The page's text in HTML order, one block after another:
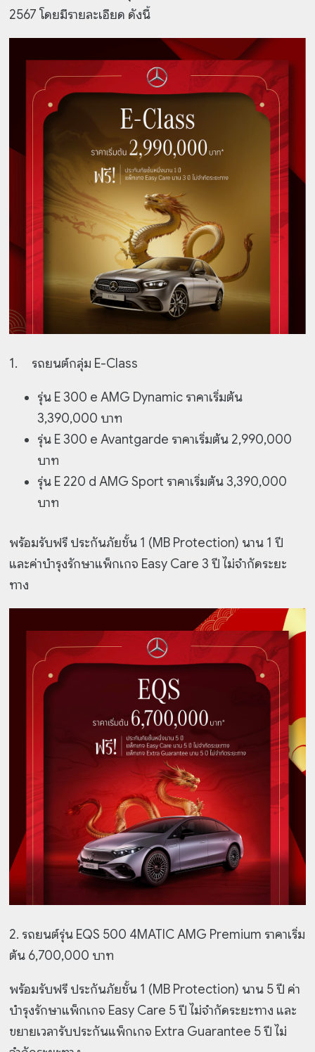
2567 โดยมีรายละเอียด ดังนี้
1. รถยนต์กลุ่ม E-Class
รุ่น E 300 e AMG Dynamic ราคาเริ่มต้น
3,390,000 บาท
รุ่น E 300 e Avantgarde ราคาเริ่มต้น 2,990,000
บาท
รุ่น E 220 d AMG Sport ราคาเริ่มต้น 3,390,000
บาท
พร้อมรับฟรี ประกันภัยชั้น 1 (MB Protection) นาน 1 ปี
และค่าบำรุงรักษาแพ็กเกจ Easy Care3 ปี ไม่จำกัดระยะ
ทาง
2. รถยนต์รุ่น EQS 500 4MATIC AMG Premium ราคาเริ่ม
ต้น 6,700,000 บาท
พร้อมรับฟรี ประกันภัยชั้น 1 (MB Protection) นาน 5 ปี ค่า
บำรุงรักษาแพ็กเกจ Easy Care 5 ปี ไม่จำกัดระยะทาง และ
ขยายเวลารับประกันแพ็กเกจ Extra Guarantee 5 ปี ไม่